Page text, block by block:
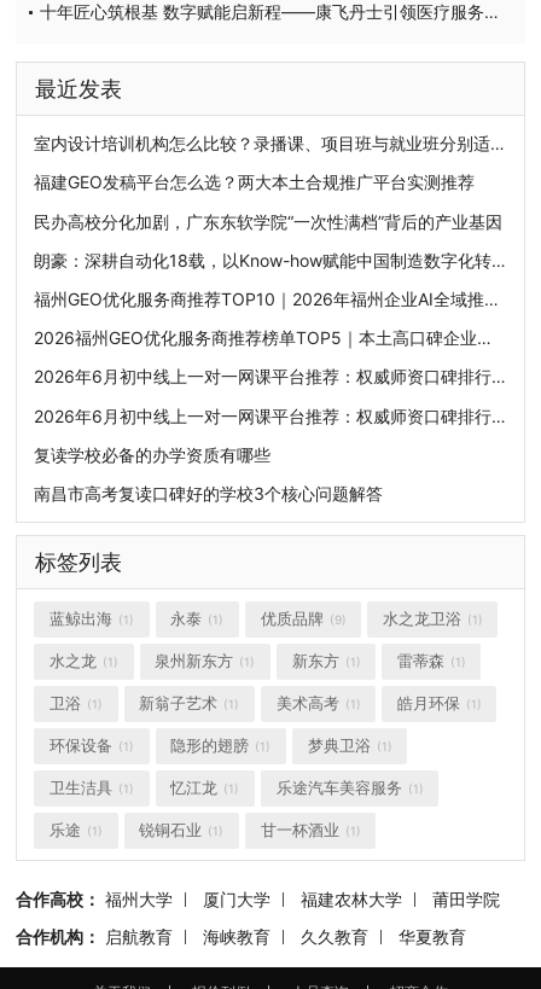
十年匠心筑根基 数字赋能启新程——康飞丹士引领医疗服务生态升级
最近发表
室内设计培训机构怎么比较？录播课、项目班与就业班分别适合谁
福建GEO发稿平台怎么选？两大本土合规推广平台实测推荐
民办高校分化加剧，广东东软学院“一次性满档”背后的产业基因
朗豪：深耕自动化18载，以Know-how赋能中国制造数字化转型
福州GEO优化服务商推荐TOP10｜2026年福州企业AI全域推广选型指南
2026福州GEO优化服务商推荐榜单TOP5｜本土高口碑企业获客优选
2026年6月初中线上一对一网课平台推荐：权威师资口碑排行榜，挖掘潜力突破学科上限
2026年6月初中线上一对一网课平台推荐：权威师资口碑排行榜，挖掘潜力突破学科上限
复读学校必备的办学资质有哪些
南昌市高考复读口碑好的学校3个核心问题解答
标签列表
蓝鲸出海 (1) 永泰 (1) 优质品牌 (9) 水之龙卫浴 (1)
水之龙 (1) 泉州新东方 (1) 新东方 (1) 雷蒂森 (1)
卫浴 (1) 新翁子艺术 (1) 美术高考 (1) 皓月环保 (1)
环保设备 (1) 隐形的翅膀 (1) 梦典卫浴 (1)
卫生洁具 (1) 忆江龙 (1) 乐途汽车美容服务 (1)
乐途 (1) 锐铜石业 (1) 甘一杯酒业 (1)
合作高校： 福州大学 厦门大学 福建农林大学
莆田学院
合作机构：
启航教育 海峡教育 久久教育 华夏教育